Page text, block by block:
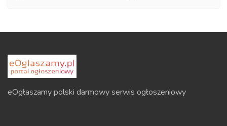
eOgłaszamy polski darmowy serwis ogłoszeniowy